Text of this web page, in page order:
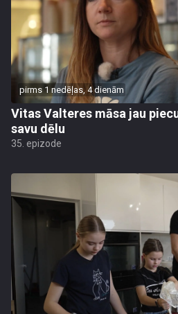
pirms 1 nedēļas, 4 dienām
Vitas Valteres māsa jau
savu dēlu
35. epizode